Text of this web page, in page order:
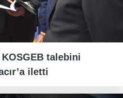
talebini
iletti